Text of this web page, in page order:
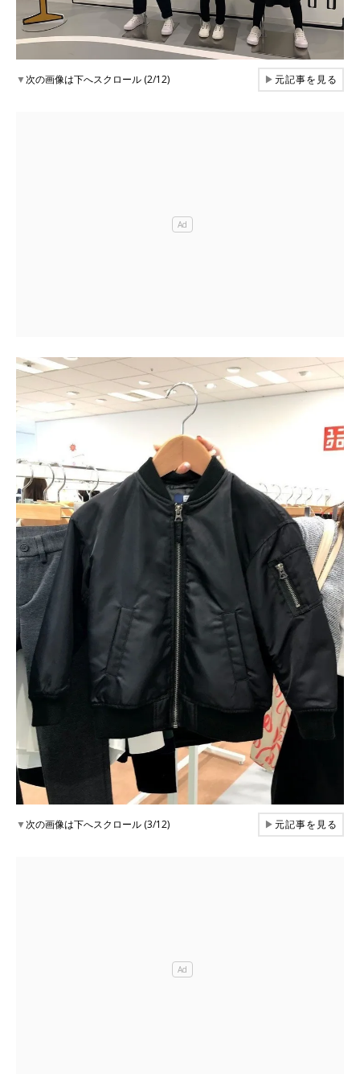
▼次の画像は下へスクロール (2/12) ▶元記事を見る
▼次の画像は下へスクロール (3/12) ▶元記事を見る